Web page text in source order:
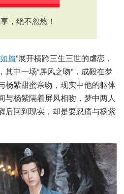
，绝不忽悠！
屑”展开横跨三生三世的虐恋，
中一场“屏风之吻”，成毅在梦
杨紫甜蜜亲吻，现实中他的躯体
与杨紫隔着屏风相吻，梦中两人
后回到现实，却是要忍痛与杨紫